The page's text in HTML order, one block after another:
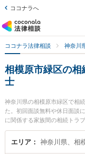
ココナラへ
ココナラ法律相談 神奈川
相模原市緑区の
士
神奈川県の相模原市緑区で相
た。初回面談無料や休日面談
に関係する家族間の相続トラ
の絞り込み検索もでき便利で
護士や東京スタートアップ法
エリア 神奈川県、相